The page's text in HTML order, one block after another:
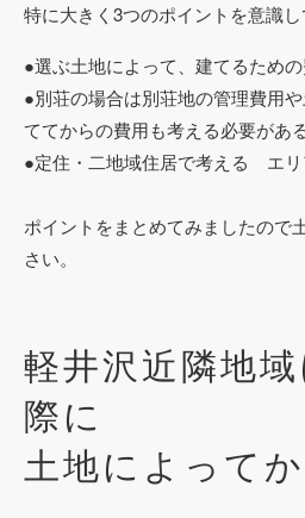
特に大きく3つのポイントを意識し
●選ぶ土地によって、建てるため
●別荘の場合は別荘地の管理費用
ててからの費用も考える必要があ
●定住・二地域住居で考える エ
ポイントをまとめてみましたので
さい。
軽井沢近隣地
際に
土地によって